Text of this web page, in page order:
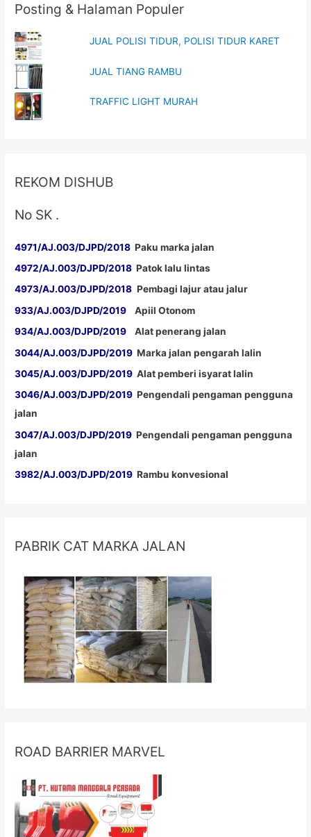
Posting & Halaman Populer
JUAL POLISI TIDUR, POLISI TIDUR KARET
JUAL TIANG RAMBU
TRAFFIC LIGHT MURAH
REKOM DISHUB
No SK .
4971/AJ.003/DJPD/2018 Paku marka jalan
4972/AJ.003/DJPD/2018 Patok lalu lintas
4973/AJ.003/DJPD/2018 Pembagi lajur atau jalur
933/AJ.003/DJPD/2019 Apiil Otonom
934/AJ.003/DJPD/2019 Alat penerang jalan
3044/AJ.003/DJPD/2019 Marka jalan pengarah lalin
3045/AJ.003/DJPD/2019 Alat pemberi isyarat lalin
3046/AJ.003/DJPD/2019 Pengendali pengaman pengguna
jalan
3047/AJ.003/DJPD/2019 Pengendali pengaman pengguna
jalan
3982/AJ.003/DJPD/2019 Rambu konvesional
PABRIK CAT MARKA JALAN
ROAD BARRIER MARVEL